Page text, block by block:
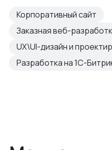
Корпоративный сайт
Заказная веб-
UX\UI-дизайн и
Разработка на 1С-